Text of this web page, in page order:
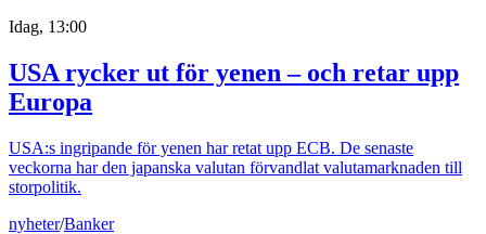
Idag, 13:00
USA rycker ut för yenen – och retar upp
Europa
USA:s ingripande för yenen har retat upp ECB. De senaste
veckorna har den japanska valutan förvandlat valutamarknaden till
storpolitik.
nyheter/Banker